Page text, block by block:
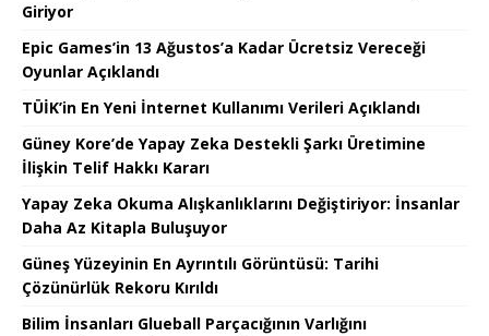
Giriyor
Epic Games’in 13 Ağustos’a Kadar Ücretsiz Vereceği
Oyunlar Açıklandı
TÜİK’in En Yeni İnternet Kullanımı Verileri Açıklandı
Güney Kore’de Yapay Zeka Destekli Şarkı Üretimine
İlişkin Telif Hakkı Kararı
Yapay Zeka Okuma Alışkanlıklarını Değiştiriyor: İnsanlar
Daha Az Kitapla Buluşuyor
Güneş Yüzeyinin En Ayrıntılı Görüntüsü: Tarihi
Çözünürlük Rekoru Kırıldı
Bilim İnsanları Glueball Parçacığının Varlığını